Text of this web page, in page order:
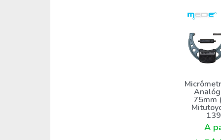
75mm
A